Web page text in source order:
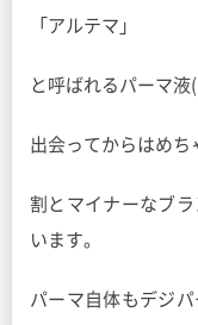
「アルテマ」
と呼ばれるパーマ液
出会ってからはめち
割とマイナーなブ
います。
パーマ自体もデジ